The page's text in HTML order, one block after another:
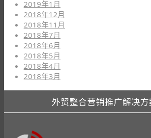
2019年1月
2018年12月
2018年11月
2018年7月
2018年6月
2018年5月
2018年4月
2018年3月
外贸整合营销推广解决方